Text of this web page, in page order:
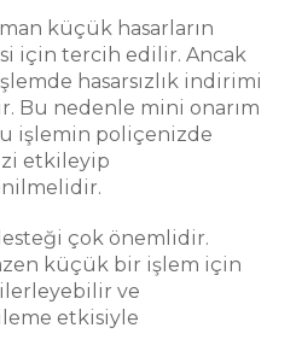
küçük hasarların
için tercih edilir. Ancak
hasarsızlık indirimi
Bu nedenle mini onarım
işlemin poliçenizde
etkileyip
çok önemlidir.
küçük bir işlem için
ve
etkisiyle